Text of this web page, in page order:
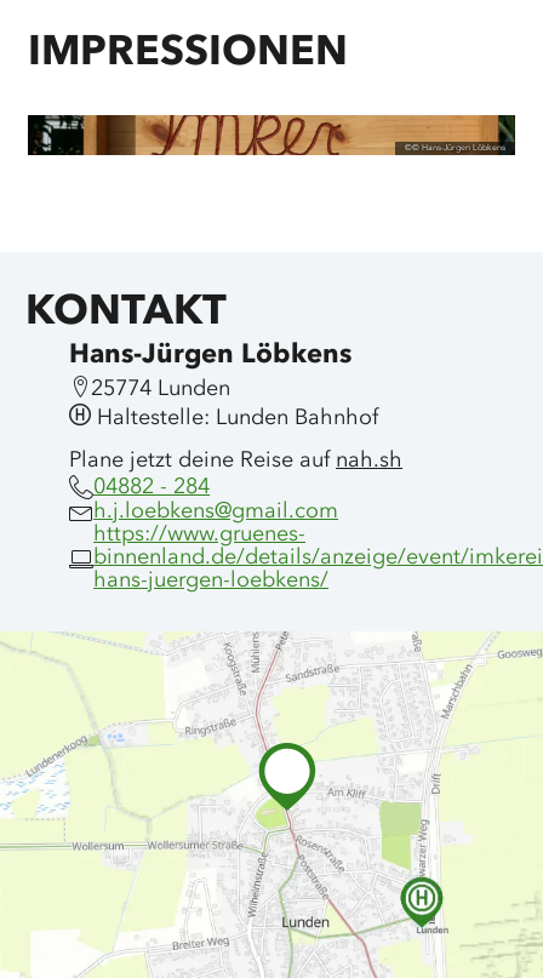
IMPRESSIONEN
©© Hans-Jürgen Löbkens
KONTAKT
Hans-Jürgen Löbkens
25774 Lunden
Haltestelle: Lunden Bahnhof
Plane jetzt deine Reise auf nah.sh
04882 - 284
h.j.loebkens@gmail.com
https://www.gruenes-
binnenland.de/details/anzeige/event/
hans-juergen-loebkens/